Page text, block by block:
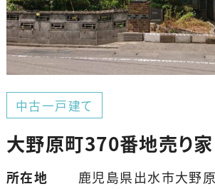
中古一戸建て
大野原町370番地売り家
所在地
鹿児島県出水市大野